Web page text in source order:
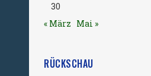
30
« März Mai »
RÜCKSCHAU